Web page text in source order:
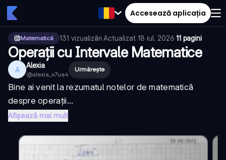
Accesează aplicația
Matematică 131 vizualizări·Actualizat 18 iul. 2026·11 pagini
Operații cu Intervale Matematice
A Alexia
@alexia_x7ua4
Urmărește
Bine ai venit la rezumatul notelor de matematică
despre operații...
Afișează mai mult